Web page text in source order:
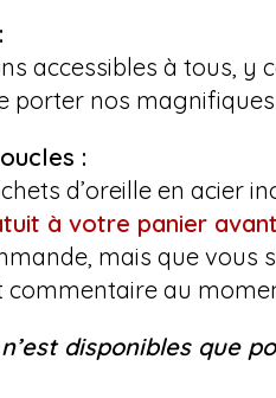
accessibles à tous, y
porter nos
:
d’oreille en acier
à votre panier
mais que
commentaire au
disponibles que